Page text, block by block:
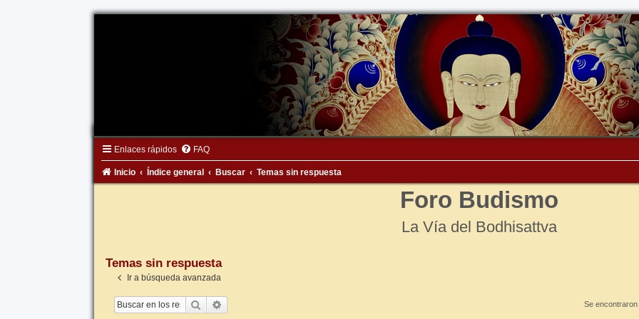
Enlaces rápidos FAQ
Inicio Índice general Buscar Temas sin respuesta
Foro Budismo
La Vía del Bodhisattva
Temas sin respuesta
Ir a búsqueda avanzada
Buscar Se